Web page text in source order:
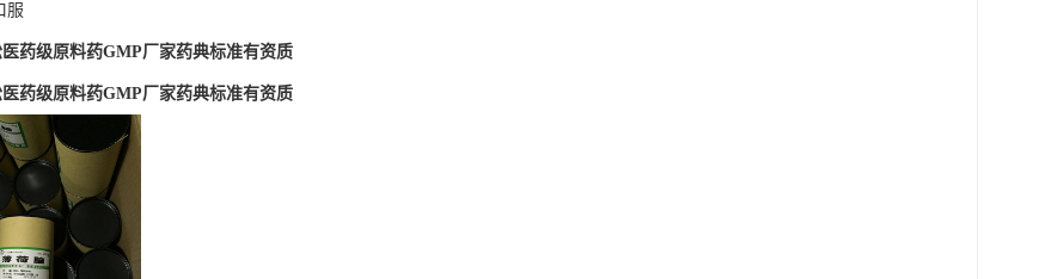
服
药级原料药GMP厂家药典标准有资质
药级原料药GMP厂家药典标准有资质